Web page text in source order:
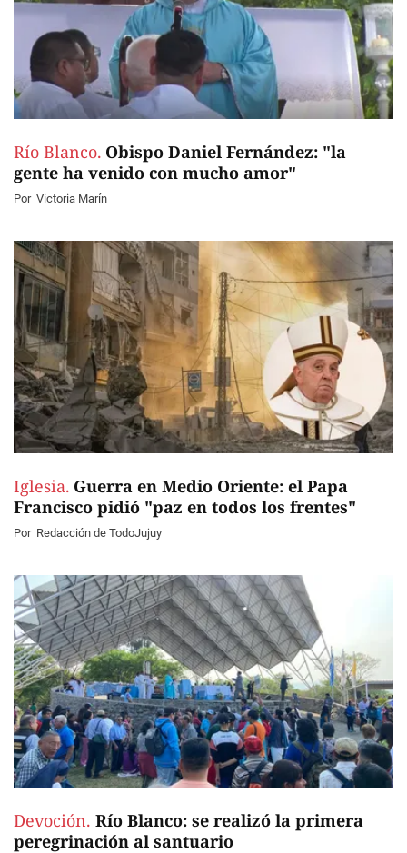
Río Blanco. Obispo Daniel Fernández: "la
gente ha venido con mucho amor"
Por Victoria Marín
Iglesia. Guerra en Medio Oriente: el Papa
Francisco pidió "paz en todos los frentes"
Por Redacción de TodoJujuy
Devoción. Río Blanco: se realizó la primera
peregrinación al santuario